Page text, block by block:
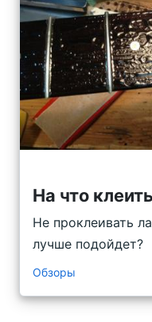
На что
Не проклеивать
лучше подойдет?
Обзоры